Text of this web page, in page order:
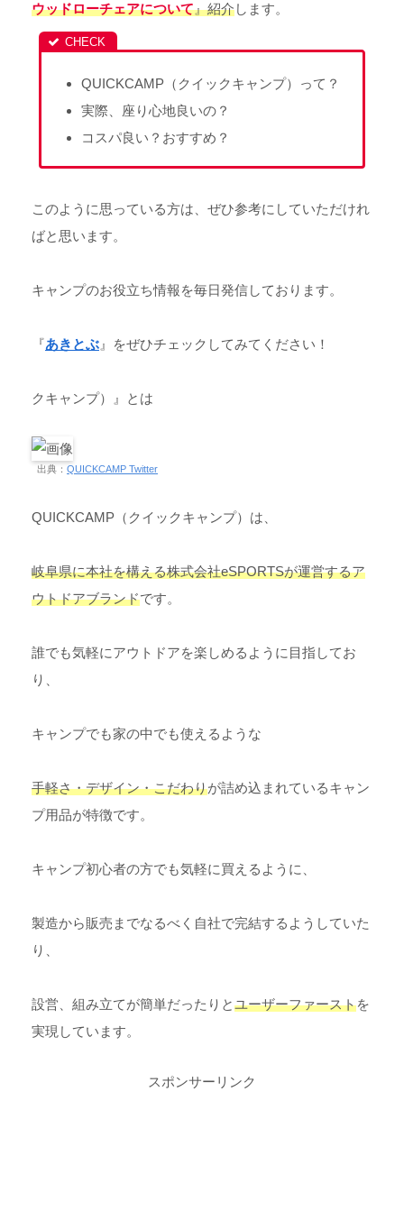
ウッドローチェアについて』紹介します。
QUICKCAMP（クイックキャンプ）って？
実際、座り心地良いの？
コスパ良い？おすすめ？
このように思っている方は、ぜひ参考にしていただけれ
ばと思います。
キャンプのお役立ち情報を毎日発信しております。
『あきとぶ 』をぜひチェックしてみてください！
クキャンプ）』とは
出典： QUICKCAMP Twitter
QUICKCAMP（クイックキャンプ）は、
岐阜県に本社を構える株式会社eSPORTSが運営するア
ウトドアブランドです。
誰でも気軽にアウトドアを楽しめるように目指してお
り、
キャンプでも家の中でも使えるような
手軽さ・デザイン・こだわりが詰め込まれているキャン
プ用品が特徴です。
キャンプ初心者の方でも気軽に買えるように、
製造から販売までなるべく自社で完結するようしていた
り、
設営、組み立てが簡単だったりとユーザーファーストを
実現しています。
スポンサーリンク